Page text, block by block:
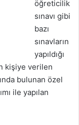
öğreticilik
sınavı gibi
bazı
sınavların
yapıldığı
kişiye verilen
bulunan özel
ile yapılan